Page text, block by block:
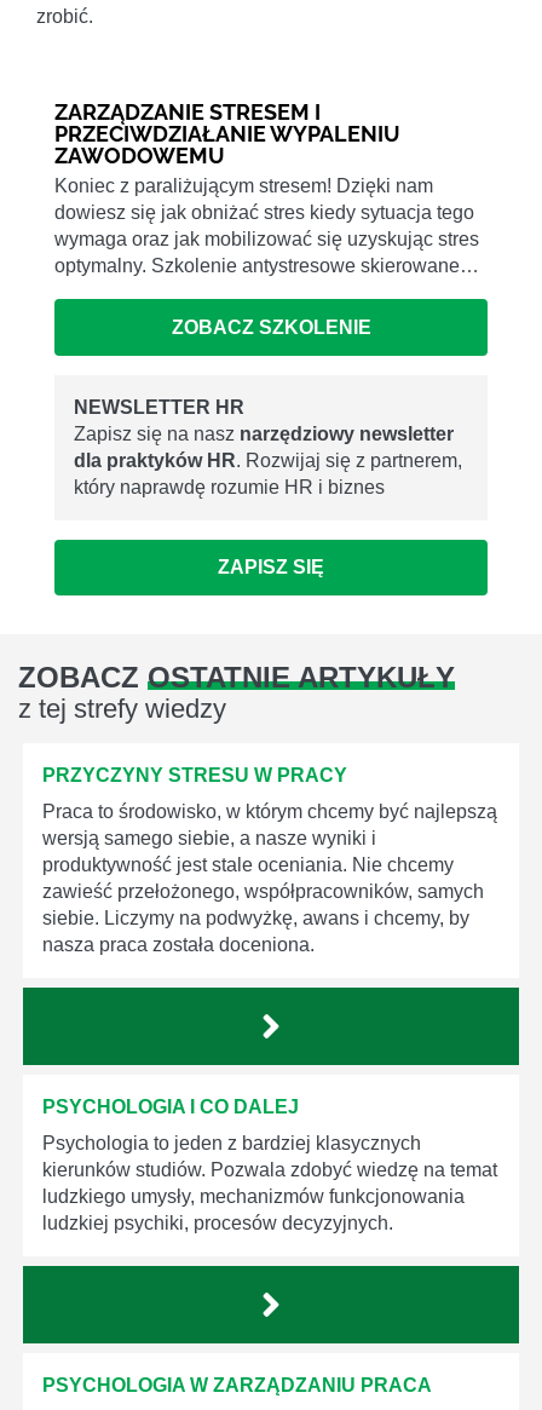
zrobić.
ZARZĄDZANIE STRESEM I
PRZECIWDZIAŁANIE WYPALENIU
ZAWODOWEMU
Koniec z paraliżującym stresem! Dzięki nam
dowiesz się jak obniżać stres kiedy sytuacja tego
wymaga oraz jak mobilizować się uzyskując stres
optymalny. Szkolenie antystresowe skierowane…
ZOBACZ SZKOLENIE
NEWSLETTER HR
Zapisz się na nasz narzędziowy newsletter
dla praktyków HR. Rozwijaj się z partnerem,
który naprawdę rozumie HR i biznes
ZAPISZ SIĘ
ZOBACZ OSTATNIE ARTYKUŁY
z tej strefy wiedzy
PRZYCZYNY STRESU W PRACY
Praca to środowisko, w którym chcemy być najlepszą
wersją samego siebie, a nasze wyniki i
produktywność jest stale oceniania. Nie chcemy
zawieść przełożonego, współpracowników, samych
siebie. Liczymy na podwyżkę, awans i chcemy, by
nasza praca została doceniona.
PSYCHOLOGIA I CO DALEJ
Psychologia to jeden z bardziej klasycznych
kierunków studiów. Pozwala zdobyć wiedzę na temat
ludzkiego umysły, mechanizmów funkcjonowania
ludzkiej psychiki, procesów decyzyjnych.
PSYCHOLOGIA W ZARZĄDZANIU PRACA